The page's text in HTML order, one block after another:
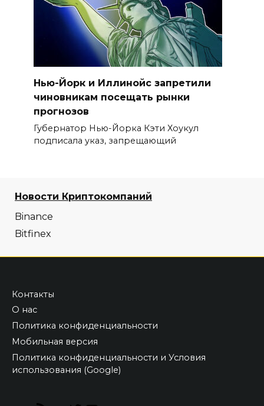
Нью-Йорк и Иллинойс запретили
чиновникам посещать рынки
прогнозов
Губернатор Нью-Йорка Кэти Хоукул
подписала указ, запрещающий
Новости Криптокомпаний
Binance
Bitfinex
Контакты
О нас
Политика конфиденциальности
Мобильная версия
Политика конфиденциальности и Условия
использования (Google)